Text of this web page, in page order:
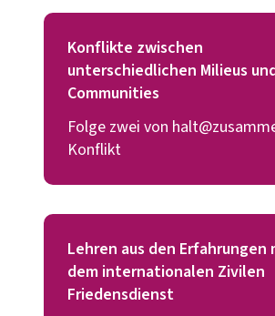
Konflikte zwischen
unterschiedlichen Milieus
Communities
Folge zwei von
Konflikt
Lehren aus den Erfahrungen
dem internationalen Zivilen
Friedensdienst